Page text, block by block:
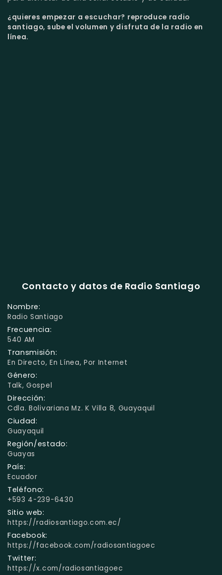
¿quieres empezar a escuchar? reproduce radio
santiago, sube el volumen y disfruta de la radio en
línea.
Contacto y datos de Radio Santiago
Nombre:
Radio Santiago
Frecuencia:
540 AM
Transmisión:
En Directo, En Línea, Por Internet
Género:
Talk, Gospel
Dirección:
Cdla. Bolivariana Mz. K Villa 8, Guayaquil
Ciudad:
Guayaquil
Región/estado:
Guayas
País:
Ecuador
Teléfono:
+593 4-239-6430
Sitio web:
https://radiosantiago.com.ec/
Facebook:
https://facebook.com/radiosantiagoec
Twitter:
https://x.com/radiosantiagoec